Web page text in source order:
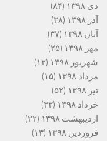
دی ۱۳۹۸
(۸۴)
آذر ۱۳۹۸
(۳۸)
آبان ۱۳۹۸
(۳۷)
مهر ۱۳۹۸
(۲۵)
شهریور ۱۳۹۸
(۱۲)
مرداد ۱۳۹۸
(۱۵)
تیر ۱۳۹۸
(۵۲)
خرداد ۱۳۹۸
(۳۳)
اردیبهشت ۱۳۹۸
(۲۲)
فروردین ۱۳۹۸
(۱۳)